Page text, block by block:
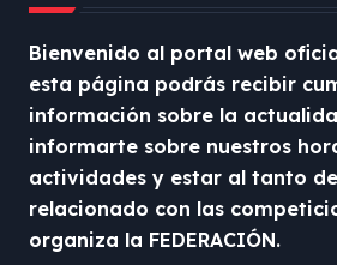
Bienvenido al portal web
esta página podrás recibir
información sobre la
informarte sobre nuestros
actividades y estar al tanto
relacionado con las
organiza la FEDERACIÓN.